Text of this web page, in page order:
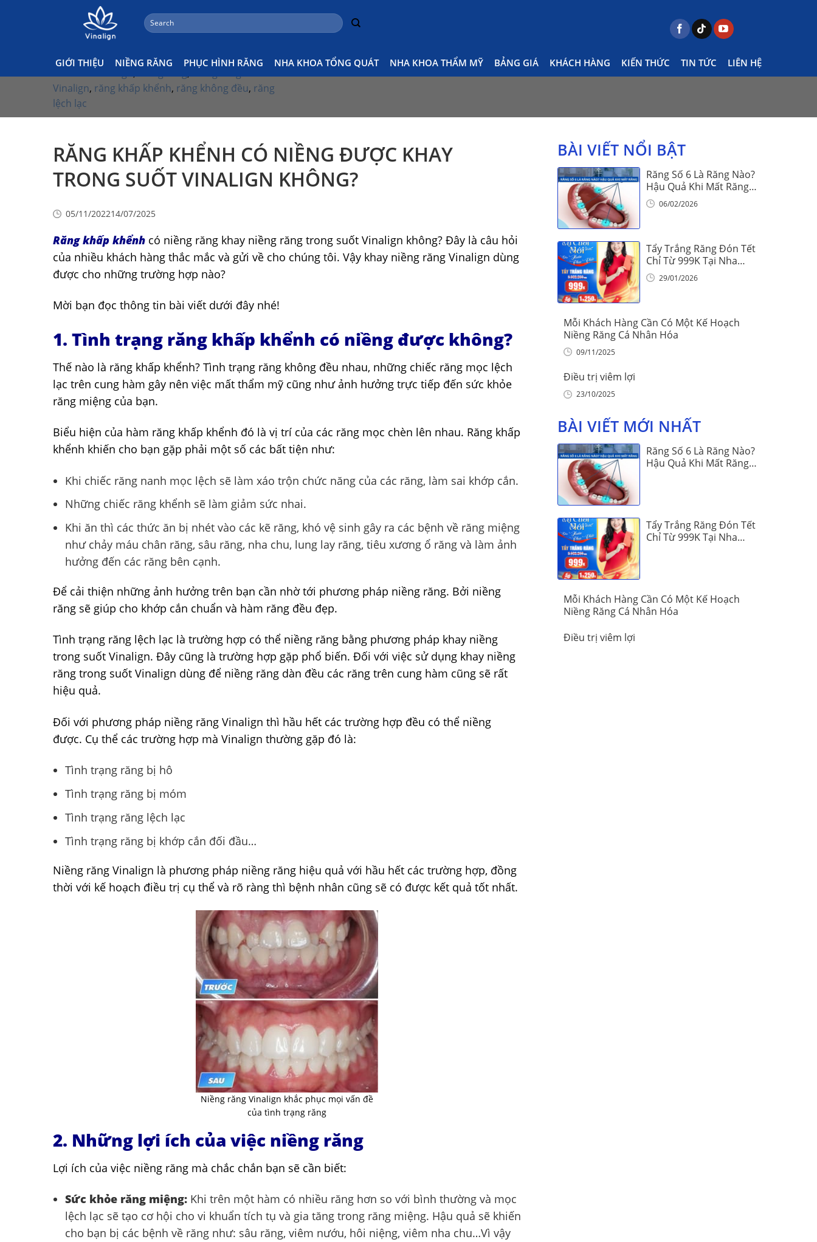
Search
for:
GIỚI THIỆU NIỀNG RĂNG PHỤC HÌNH RĂNG NHA KHOA TỔNG QUÁT NHA KHOA THẨM MỸ BẢNG GIÁ KHÁCH HÀNG KIẾN THỨC TIN TỨC LIÊN HỆ
Kiến Thức Niềng Răng
Tags:chỉnh nha,chỉnh nha vinalign,nha khoa,
Vinalign, răng khấp khểnh, răng không đều, răng
lệch lạc
Home Kiến thức Niềng răng Răng khấp khểnh có niềng được khay trong suốt Vinalign không?
RĂNG KHẤP KHỂNH CÓ NIỀNG ĐƯỢC KHAY
TRONG SUỐT VINALIGN KHÔNG?
05/11/202214/07/2025
Răng khấp khểnh có niềng răng khay niềng răng trong suốt Vinalign không? Đây là câu hỏi
của nhiều khách hàng thắc mắc và gửi về cho chúng tôi. Vậy khay niềng răng Vinalign dùng
được cho những trường hợp nào?
Mời bạn đọc thông tin bài viết dưới đây nhé!
1. Tình trạng răng khấp khểnh có niềng được không?
Thế nào là răng khấp khểnh? Tình trạng răng không đều nhau, những chiếc răng mọc lệch
lạc trên cung hàm gây nên việc mất thẩm mỹ cũng như ảnh hưởng trực tiếp đến sức khỏe
răng miệng của bạn.
Biểu hiện của hàm răng khấp khểnh đó là vị trí của các răng mọc chèn lên nhau. Răng khấp
khểnh khiến cho bạn gặp phải một số các bất tiện như:
Khi chiếc răng nanh mọc lệch sẽ làm xáo trộn chức năng của các răng, làm sai khớp cắn.
Những chiếc răng khểnh sẽ làm giảm sức nhai.
Khi ăn thì các thức ăn bị nhét vào các kẽ răng, khó vệ sinh gây ra các bệnh về răng miệng
như chảy máu chân răng, sâu răng, nha chu, lung lay răng, tiêu xương ổ răng và làm ảnh
hưởng đến các răng bên cạnh.
Để cải thiện những ảnh hưởng trên bạn cần nhờ tới phương pháp niềng răng. Bởi niềng
răng sẽ giúp cho khớp cắn chuẩn và hàm răng đều đẹp.
Tình trạng răng lệch lạc là trường hợp có thể niềng răng bằng phương pháp khay niềng
trong suốt Vinalign. Đây cũng là trường hợp gặp phổ biến. Đối với việc sử dụng khay niềng
răng trong suốt Vinalign dùng để niềng răng dàn đều các răng trên cung hàm cũng sẽ rất
hiệu quả.
Đối với phương pháp niềng răng Vinalign thì hầu hết các trường hợp đều có thể niềng
được. Cụ thể các trường hợp mà Vinalign thường gặp đó là:
Tình trạng răng bị hô
Tình trạng răng bị móm
Tình trạng răng lệch lạc
Tình trạng răng bị khớp cắn đối đầu…
Niềng răng Vinalign là phương pháp niềng răng hiệu quả với hầu hết các trường hợp, đồng
thời với kế hoạch điều trị cụ thể và rõ ràng thì bệnh nhân cũng sẽ có được kết quả tốt nhất.
Niềng răng Vinalign khắc phục mọi vấn đề
của tình trạng răng
2. Những lợi ích của việc niềng răng
Lợi ích của việc niềng răng mà chắc chắn bạn sẽ cần biết:
Sức khỏe răng miệng: Khi trên một hàm có nhiều răng hơn so với bình thường và mọc
lệch lạc sẽ tạo cơ hội cho vi khuẩn tích tụ và gia tăng trong răng miệng. Hậu quả sẽ khiến
cho bạn bị các bệnh về răng như: sâu răng, viêm nướu, hôi niệng, viêm nha chu…Vì vậy
BÀI VIẾT NỔI BẬT
Răng Số 6 Là Răng Nào?
Hậu Quả Khi Mất Răng
Số 606/02/2026
Tẩy Trắng Răng Đón Tết
Chỉ Từ 999K Tại Nha
Khoa Vinalign
29/01/2026
Mỗi Khách Hàng Cần Có Một Kế Hoạch
Niềng Răng Cá Nhân Hóa
09/11/2025
Điều trị viêm lợi
23/10/2025
BÀI VIẾT MỚI NHẤT
Răng Số 6 Là Răng Nào?
Hậu Quả Khi Mất Răng
Tẩy Trắng Răng Đón Tết
Chỉ Từ 999K Tại Nha
Mỗi Khách Hàng Cần Có Một Kế Hoạch
Niềng Răng Cá Nhân Hóa
Điều trị viêm lợi